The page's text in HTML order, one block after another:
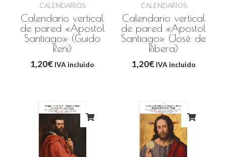
CALENDARIOS
Calendario vertical
de pared «Apostol
Santiago» (Guido
Reni)
1,20€ IVA incluido
CALENDARIOS
Calendario vertical
de pared «Apostol
Santiago» (José de
Ribera)
1,20€ IVA incluido